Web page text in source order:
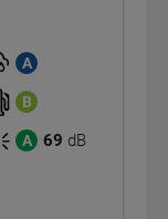
A
B
A 69 dB